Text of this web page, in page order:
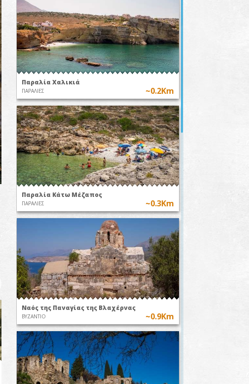
«Ο βράχος του
Παραλία Χαλικιά
ΠΑΡΑΛΙΕΣ ~0.2Km
Παραλία Κάτω Μέζαπος
ΠΑΡΑΛΙΕΣ ~0.3Km
Ναός της Παναγίας της Βλαχέρνας
ΒΥΖΑΝΤΙΟ ~0.9Km